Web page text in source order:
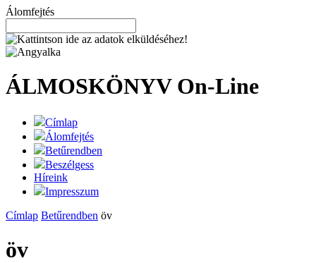
Álomfejtés
ÁLMOSKÖNYV On-Line
Címlap
Álomfejtés
Betűrendben
Beszélgess
Híreink
Impresszum
Címlap Betűrendben öv
öv